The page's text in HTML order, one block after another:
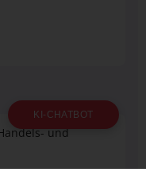
und
KI-CHATBOT